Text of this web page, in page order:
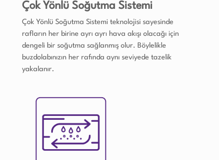
Çok Yönlü Soğutma Sistemi
Çok Yönlü Soğutma Sistemi teknolojisi sayesinde
rafların her birine ayrı ayrı hava akışı olacağı için
dengeli bir soğutma sağlanmış olur. Böylelikle
buzdolabınızın her rafında aynı seviyede tazelik
yakalanır.